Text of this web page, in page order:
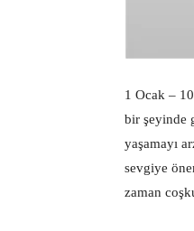
1 Ocak –
bir şeyinde
yaşamayı
sevgiye
zaman